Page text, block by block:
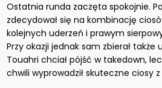
Ostatnia runda zaczęta spokojnie.
zdecydował się na kombinację
kolejnych uderzeń i prawym
Przy okazji jednak sam zbierał także
Touahri chciał pójść w takedown,
chwili wyprowadził skuteczne ciosy z